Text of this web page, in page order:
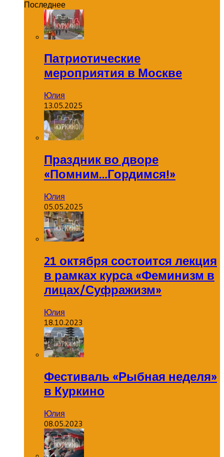
Последнее
Патриотические
мероприятия в Москве
Юлия
13.05.2025
Праздник во дворе
«Помним…Гордимся!»
Юлия
05.05.2025
21 октября состоится лекция
в рамках курса «Феминизм в
лицах/Суфражизм»
Юлия
18.10.2023
Фестиваль «Рыбная неделя»
в Куркино
Юлия
08.05.2023